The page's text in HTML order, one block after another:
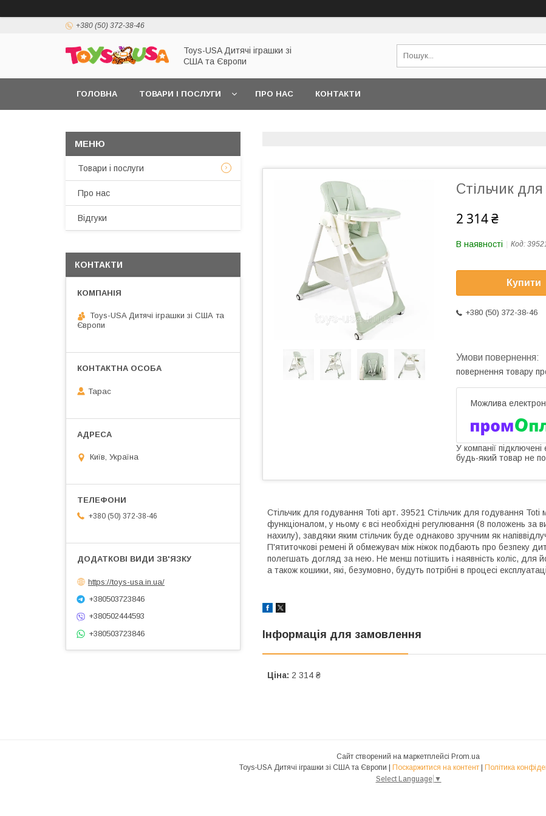
+380 (50) 372-38-46
Toys-USA Дитячі іграшки зі
США та Європи
ГОЛОВНА ТОВАРИ І ПОСЛУГИ ПРО НАС КОНТАКТИ
Стільчик
2 314 ₴
В наявності Код:
Купити
+380 (50) 372-38-46
повернення товару
У компанії
будь-який товар не
Стільчик для годування Toti арт. 39521 Стільчик для годування Toti
функціоналом, у ньому є всі необхідні регулювання (8 положень за
нахилу), завдяки яким стільчик буде однаково зручним як
П'ятиточкові ремені й обмежувач між ніжок подбають про безпеку
полегшать догляд за нею. Не менш потішить і наявність коліс, для
а також кошики, які, безумовно, будуть потрібні в процесі
Інформація для замовлення
Ціна: 2 314 ₴
Товари і послуги
Про нас
Відгуки
КОНТАКТИ
Toys-USA Дитячі іграшки зі США та
Європи
Тарас
Київ, Україна
+380 (50) 372-38-46
https://toys-usa.in.ua/
+380503723846
+380502444593
+380503723846
Сайт створений на маркетплейсі Prom.ua
Toys-USA Дитячі іграшки зі США та Європи | Поскаржитися на контент | Політика
Select Language ▼